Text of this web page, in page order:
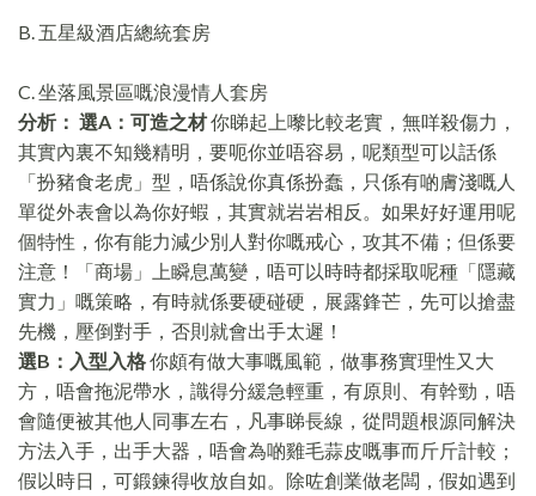
B. 五星級酒店總統套房
C. 坐落風景區嘅浪漫情人套房
分析： 選A：可造之材你睇起上嚟比較老實，無咩殺傷力，
其實內裏不知幾精明，要呃你並唔容易，呢類型可以話係
「扮豬食老虎」型，唔係說你真係扮蠢，只係有啲膚淺嘅人
單從外表會以為你好蝦，其實就岩岩相反。如果好好運用呢
個特性，你有能力減少別人對你嘅戒心，攻其不備；但係要
注意！「商場」上瞬息萬變，唔可以時時都採取呢種「隱藏
實力」嘅策略，有時就係要硬碰硬，展露鋒芒，先可以搶盡
先機，壓倒對手，否則就會出手太遲！
選B：入型入格你頗有做大事嘅風範，做事務實理性又大
方，唔會拖泥帶水，識得分緩急輕重，有原則、有幹勁，唔
會隨便被其他人同事左右，凡事睇長線，從問題根源同解決
方法入手，出手大器，唔會為啲雞毛蒜皮嘅事而斤斤計較；
假以時日，可鍛鍊得收放自如。除咗創業做老闆，假如遇到